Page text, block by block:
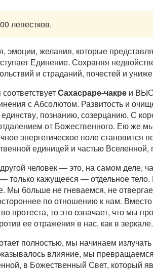
лепестков.
желания, которые
Единение. Сохраняя
и страданий, почестей и
Сахасраре-чакре и
с Абсолютом. Развитость и
познанию, созерцанию. С
отдалением от Божественного. Ею же
энергетическое поле становится
единицей и частью
человек — это, на самом деле,
только кажущееся — отдельное тело.
Мы больше не гневаемся, не
по отношению к нам.
протеста, то это означает, что мы
ее отражения в нас, как в зеркале.
полностью, мы начинаем
влияние, мы
в Божественный Свет, который